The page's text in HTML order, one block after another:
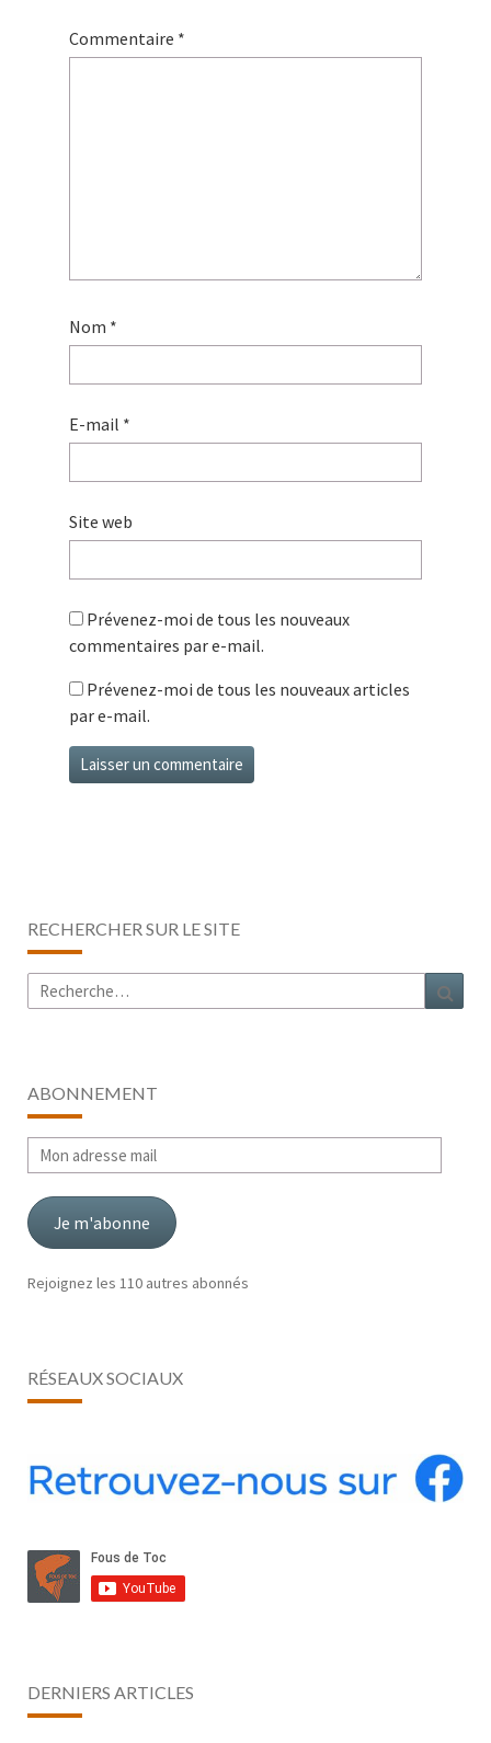
Commentaire *
Nom *
E-mail *
Site web
Prévenez-moi de tous les nouveaux
commentaires par e-mail.
Prévenez-moi de tous les nouveaux articles
par e-mail.
RECHERCHER SUR LE SITE
Rechercher :
ABONNEMENT
Mon
adresse
mail
Je m'abonne
Rejoignez les 110 autres abonnés
RÉSEAUX SOCIAUX
DERNIERS ARTICLES